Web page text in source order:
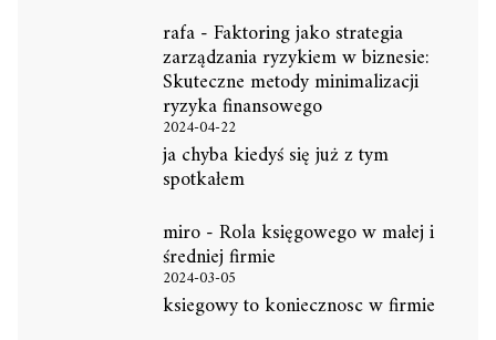
rafa-Faktoring jako strategia
zarządzania ryzykiem w biznesie:
Skuteczne metody minimalizacji
ryzyka finansowego
2024-04-22
ja chyba kiedyś się już z tym
spotkałem
miro-Rola księgowego w małej i
średniej firmie
2024-03-05
ksiegowy to koniecznosc w firmie